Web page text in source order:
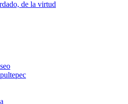
de la virtud